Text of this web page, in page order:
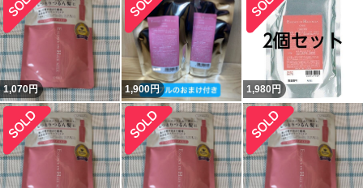
1,070円 1,900円 1,980円